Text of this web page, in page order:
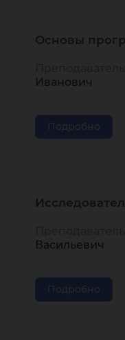
Основы
Иванович
Подробно
Васильевич
Подробно